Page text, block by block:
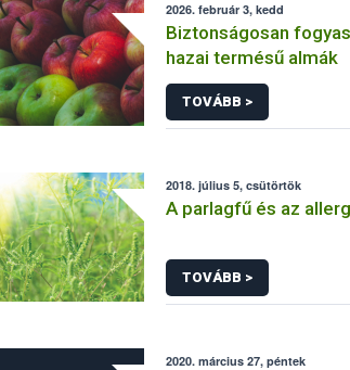
2026. február 3, kedd
Biztonságosan
hazai termésű almák
TOVÁBB >
2018. július 5, csütörtök
A parlagfű és az
TOVÁBB >
2020. március 27, péntek